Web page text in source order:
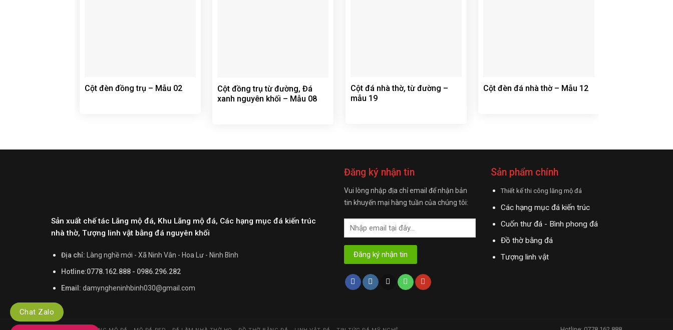
Cột đèn đồng trụ – Mẫu 02
Cột đồng trụ từ đường, Đá
xanh nguyên khối – Mẫu 08
Cột đá nhà thờ, từ đường –
mẫu 19
Cột đèn đá nhà thờ – Mẫu 12
Sản xuất chế tác Lăng mộ đá, Khu Lăng mộ đá, Các hạng mục đá kiến trúc
nhà thờ, Tượng linh vật bằng đá nguyên khối
Địa chỉ: Làng nghề mới - Xã Ninh Vân - Hoa Lư - Ninh Bình
Hotline:0778.162.888 - 0986.296.282
Email: damyngheninhbinh030@gmail.com
Đăng ký nhận tin
Vui lòng nhập địa chỉ email để nhận bản
tin khuyến mại hàng tuần của chúng tôi:
Sản phẩm chính
Thiết kế thi công lăng mộ đá
Các hạng mục đá kiến trúc
Cuốn thư đá - Bình phong đá
Đồ thờ bằng đá
Tượng linh vật
Chat Zalo